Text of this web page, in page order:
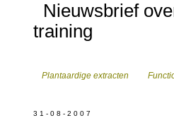
Nieuwsbrief
training
Plantaardige extracten
3 1 - 0 8 - 2 0 0 7